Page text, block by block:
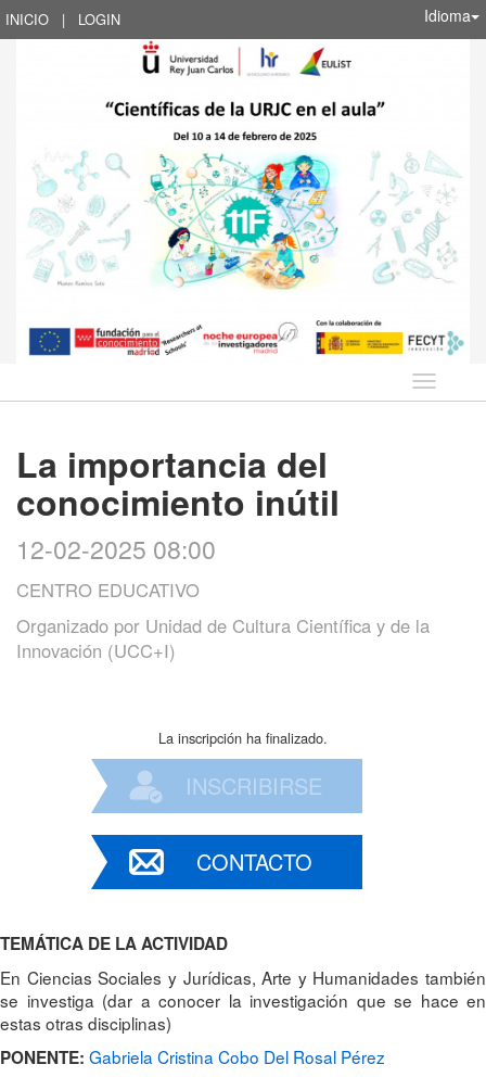
INICIO | LOGIN Idioma
Idioma
La importancia del
conocimiento inútil
12-02-2025 08:00
CENTRO EDUCATIVO
Organizado por Unidad de Cultura Científica y de la
Innovación (UCC+I)
La inscripción ha finalizado.
INSCRIBIRSE
CONTACTO
TEMÁTICA DE LA ACTIVIDAD
En Ciencias Sociales y Jurídicas, Arte y Humanidades también
se investiga (dar a conocer la investigación que se hace en
estas otras disciplinas)
PONENTE: Gabriela Cristina Cobo Del Rosal Pérez